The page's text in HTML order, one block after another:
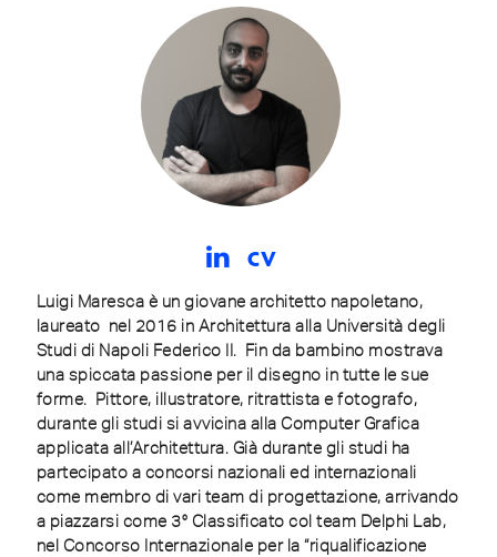
cv
Luigi Maresca è un giovane architetto napoletano,
laureato nel 2016 in Architettura alla Università degli
Studi di Napoli Federico II. Fin da bambino mostrava
una spiccata passione per il disegno in tutte le sue
forme. Pittore, illustratore, ritrattista e fotografo,
durante gli studi si avvicina alla Computer Grafica
applicata all’Architettura. Già durante gli studi ha
partecipato a concorsi nazionali ed internazionali
come membro di vari team di progettazione, arrivando
a piazzarsi come 3° Classificato col team Delphi Lab,
nel Concorso Internazionale per la “riqualificazione